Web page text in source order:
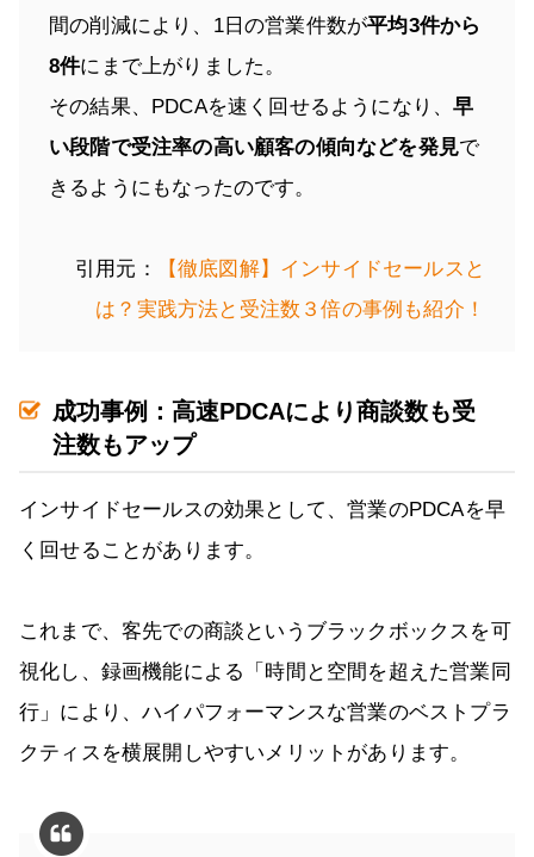
間の削減により、1日の営業件数が平均3件から
8件にまで上がりました。
その結果、PDCAを速く回せるようになり、早
い段階で受注率の高い顧客の傾向などを発見で
きるようにもなったのです。
引用元：
【徹底図解】インサイドセールスと
は？実践方法と受注数３倍の事例も紹介！
成功事例：高速PDCAにより商談数も受
注数もアップ
インサイドセールスの効果として、営業のPDCAを早
く回せることがあります。
これまで、客先での商談というブラックボックスを可
視化し、録画機能による「時間と空間を超えた営業同
行」により、ハイパフォーマンスな営業のベストプラ
クティスを横展開しやすいメリットがあります。